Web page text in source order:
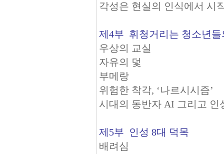
각성은 현실의 인식에서 시
제4부 휘청거리는 청소년들
우상의 교실
자유의 덫
부메랑
위험한 착각, ‘나르시시즘’
시대의 동반자 AI 그리고 인
제5부 인성 8대 덕목
배려심